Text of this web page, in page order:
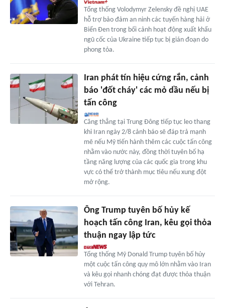
Tổng thống Volodymyr Zelensky đề nghị UAE
hỗ trợ bảo đảm an ninh các tuyến hàng hải ở
Biển Đen trong bối cảnh hoạt động xuất khẩu
ngũ cốc của Ukraine tiếp tục bị gián đoạn do
phong tỏa.
Iran phát tín hiệu cứng rắn, cảnh
báo 'đốt cháy' các mỏ dầu nếu bị
tấn công
Căng thẳng tại Trung Đông tiếp tục leo thang
khi Iran ngày 2/8 cảnh báo sẽ đáp trả mạnh
mẽ nếu Mỹ tiến hành thêm các cuộc tấn công
nhằm vào nước này, đồng thời tuyên bố hạ
tầng năng lượng của các quốc gia trong khu
vực có thể trở thành mục tiêu nếu xung đột
mở rộng.
Ông Trump tuyên bố hủy kế
hoạch tấn công Iran, kêu gọi thỏa
thuận ngay lập tức
Tổng thống Mỹ Donald Trump tuyên bố hủy
một cuộc tấn công quy mô lớn nhằm vào Iran
và kêu gọi nhanh chóng đạt được thỏa thuận
với Tehran.